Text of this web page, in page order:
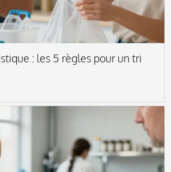
: les 5 règles pour un tri